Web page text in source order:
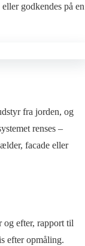
godkendes på en
fra jorden, og
renses –
facade eller
og efter, rapport til
efter opmåling.